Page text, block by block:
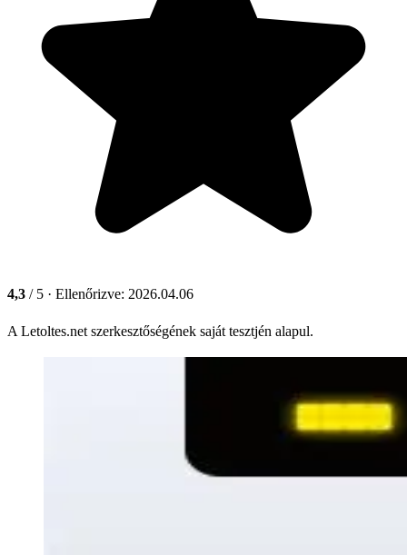
4,3 / 5 · Ellenőrizve: 2026.04.06
A Letoltes.net szerkesztőségének saját tesztjén alapul.